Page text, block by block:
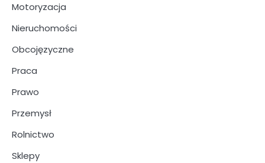
Motoryzacja
Nieruchomości
Obcojęzyczne
Praca
Prawo
Przemysł
Rolnictwo
Sklepy